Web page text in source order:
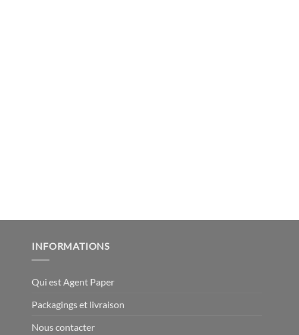
INFORMATIONS
Qui est Agent Paper
Packagings et livraison
Nous contacter